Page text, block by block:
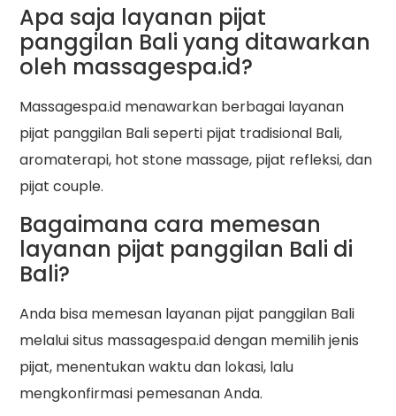
Apa saja layanan pijat
panggilan Bali yang ditawarkan
oleh massagespa.id?
Massagespa.id menawarkan berbagai layanan
pijat panggilan Bali seperti pijat tradisional Bali,
aromaterapi, hot stone massage, pijat refleksi, dan
pijat couple.
Bagaimana cara memesan
layanan pijat panggilan Bali di
Bali?
Anda bisa memesan layanan pijat panggilan Bali
melalui situs massagespa.id dengan memilih jenis
pijat, menentukan waktu dan lokasi, lalu
mengkonfirmasi pemesanan Anda.